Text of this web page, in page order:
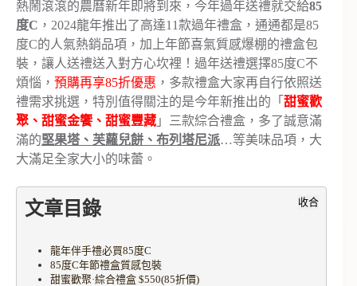
熱鬧滾滾的農曆新年即將到來，今年過年送禮就交給85
度C ，2024龍年推出了高達11款過年禮盒，通通都是85
度C的人氣熱銷品項，加上年節喜氣質感爆棚的禮盒包
裝，讓人送禮送入對方心坎裡！過年送禮選擇85度C不
煩惱， 預購再享85折優惠 ，多款禮盒大家再自行依照送
禮需求挑選，特別值得關注的是今年新推出的「 甜蜜歡
聚、甜蜜金饗、甜蜜豐藏 」三款綜合禮盒，多了誠意滿
滿的堅果塔、芙蘿兒餅、布列塔尼派…等美味品項，大
大滿足全家大小的味蕾。
文章目錄 收合
龍年伴手禮必買85度C
85度C年節禮盒質感包裝
甜蜜歡聚·綜合禮盒 $550(85折價)